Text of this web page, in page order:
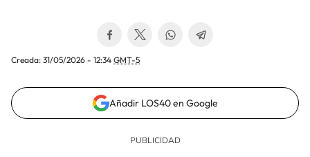
Creada: 31/05/2026 - 12:34 GMT-5
Añadir LOS40 en Google